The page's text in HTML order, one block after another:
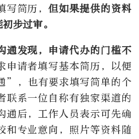
写简历，但如果提供的资料
步过审。
通发现，申请代办的门槛不
申请者填写基本简历，以便
”，也有要求填写简单的个
联系一位自称有独家渠道的
通后，工作人员表示可先确
和专业意向，照片等资料随